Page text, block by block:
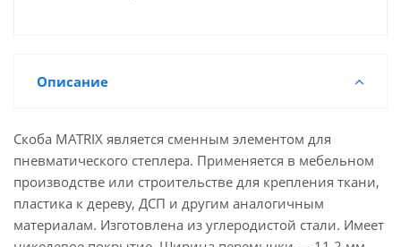
Описание
Скоба MATRIX является сменным элементом для
пневматического степлера. Применяется в мебельном
производстве или строительстве для крепления ткани,
пластика к дереву, ДСП и другим аналогичным
материалам. Изготовлена из углеродистой стали. Имеет